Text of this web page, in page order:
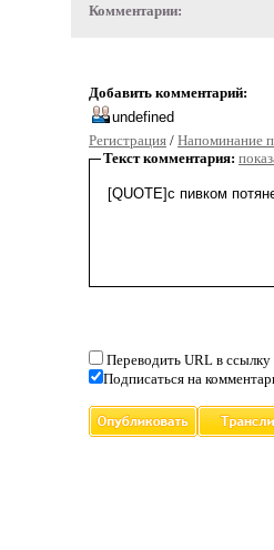
Комментарии:
Добавить комментарий:
Регистрация / Напоминание
Текст комментария:
Переводить URL в ссылку
Подписаться на